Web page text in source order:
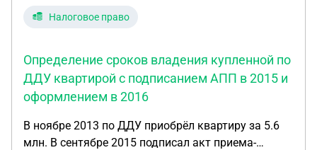
ответственность за квартиру до момента
регистрации права собственности? К примеру,
квартире и соседним помещениям?
Налоговое право
Определение сроков владения купленной по
ДДУ квартирой с подписанием АПП в 2015 и
оформлением в 2016
В ноябре 2013 по ДДУ приобрёл квартиру за 5.6
млн. В сентябре 2015 подписал акт приема-